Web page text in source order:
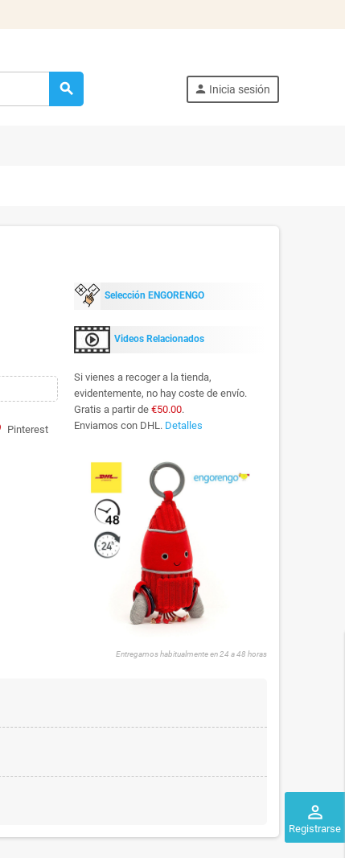
search person Inicia sesión
perm_identity
Registrarse
Pinterest
Selección ENGORENGO
Videos Relacionados
Si vienes a recoger a la tienda,
evidentemente, no hay coste de envío.
Gratis a partir de €50.00.
Enviamos con DHL. Detalles
Entregamos habitualmente en 24 a 48 horas